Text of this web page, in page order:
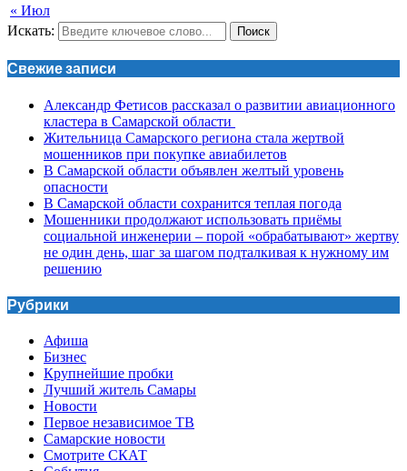
« Июл
Искать: Поиск
Свежие записи
Александр Фетисов рассказал о развитии авиационного
кластера в Самарской области
Жительница Самарского региона стала жертвой
мошенников при покупке авиабилетов
В Самарской области объявлен желтый уровень
опасности
В Самарской области сохранится теплая погода
Мошенники продолжают использовать приёмы
социальной инженерии – порой «обрабатывают» жертву
не один день, шаг за шагом подталкивая к нужному им
решению
Рубрики
Афиша
Бизнес
Крупнейшие пробки
Лучший житель Самары
Новости
Первое независимое ТВ
Самарские новости
Смотрите СКАТ